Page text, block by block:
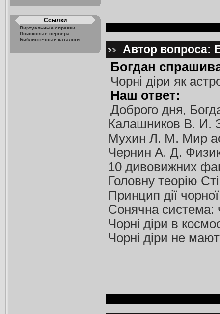
Ссылки
Виртуальные справки
Поисковые сервера
Библиотечные каталоги
Автор вопроса:
Богдан
Чорні діри як
Наш ответ:
Доброго дня,
Калашников В. И.
Мухин Л. М. Мир
Чернин А. Д.
10 дивовижних
Головну теорію
Принцип дії
Сонячна система:
Чорні діри в
Чорні діри не